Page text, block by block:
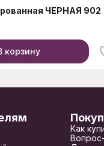
ЧЕРНАЯ 902
корзину
Как